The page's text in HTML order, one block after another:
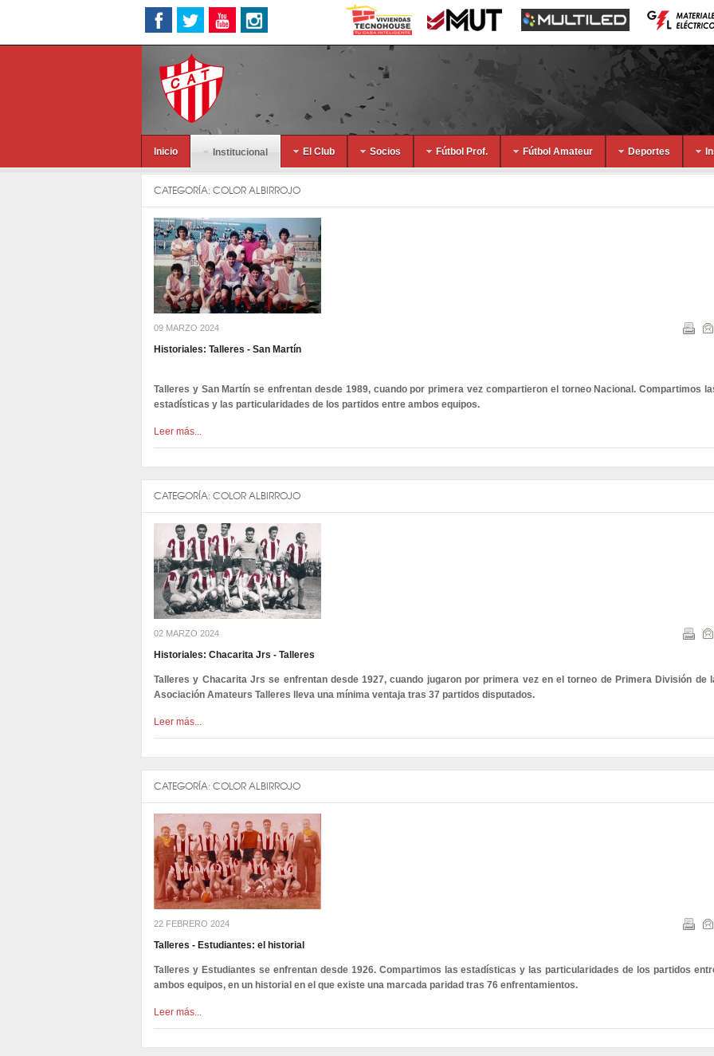
Inicio Institucional El Club Socios Fútbol Prof. Fútbol Amateur Deportes
CATEGORÍA: COLOR ALBIRROJO
09 MARZO 2024
Historiales: Talleres - San Martín
Talleres y San Martín se enfrentan desde 1989, cuando por primera vez compartieron el torneo Nacional. Compartimos
estadísticas y las particularidades de los partidos entre ambos equipos.
Leer más...
CATEGORÍA: COLOR ALBIRROJO
02 MARZO 2024
Historiales: Chacarita Jrs - Talleres
Talleres y Chacarita Jrs se enfrentan desde 1927, cuando jugaron por primera vez en el torneo de Primera División de
Asociación Amateurs Talleres lleva una mínima ventaja tras 37 partidos disputados.
Leer más...
CATEGORÍA: COLOR ALBIRROJO
22 FEBRERO 2024
Talleres - Estudiantes: el historial
Talleres y Estudiantes se enfrentan desde 1926. Compartimos las estadísticas y las particularidades de los partidos
ambos equipos, en un historial en el que existe una marcada paridad tras 76 enfrentamientos.
Leer más...